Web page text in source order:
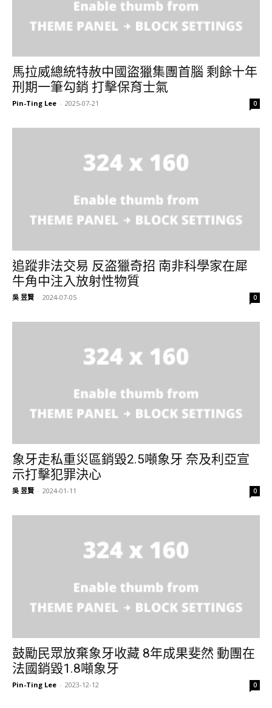
馬拉威總統特赦中國盜獵集團首腦 剩餘十年
刑期一筆勾銷 打擊保育士氣
Pin-Ting Lee - 2025-07-21 0
追蹤非法交易 反盗獵奇招 南非科學家在犀
牛角中注入放射性物質
吳 昱賢 - 2024-07-05 0
象牙走私重災區銷毀2.5噸象牙 奈及利亞宣
示打擊犯罪決心
吳 昱賢 - 2024-01-11 0
鼓勵民眾放棄象牙收藏 8年成果斐然 動團在
法國銷毀1.8噸象牙
Pin-Ting Lee - 2023-12-12 0